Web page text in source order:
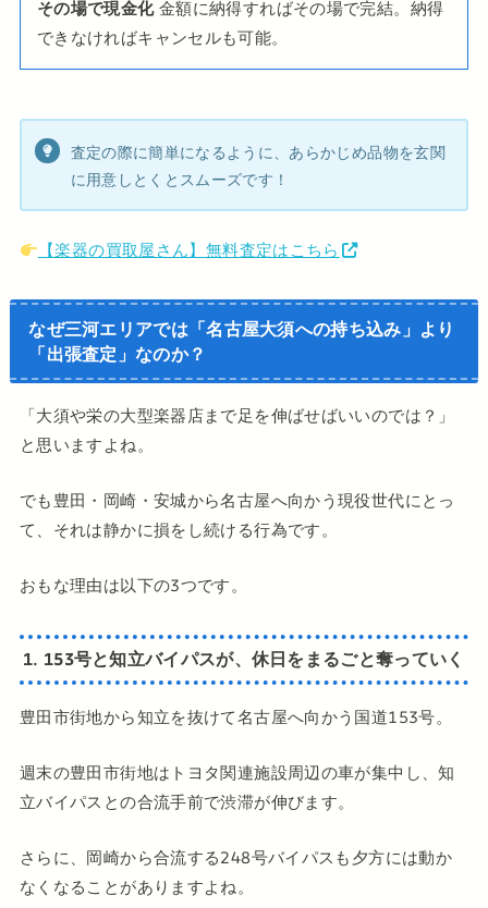
その場で現金化金額に納得すればその場で完結。納得
できなければキャンセルも可能。
査定の際に簡単になるように、あらかじめ品物を玄関
に用意しとくとスムーズです！
【楽器の買取屋さん】無料査定はこちら
なぜ三河エリアでは「名古屋大須への持ち込み」より
「出張査定」なのか？
「大須や栄の大型楽器店まで足を伸ばせばいいのでは？」
と思いますよね。
でも豊田・岡崎・安城から名古屋へ向かう現役世代にとっ
て、それは静かに損をし続ける行為です。
おもな理由は以下の3つです。
1. 153号と知立バイパスが、休日をまるごと奪っていく
豊田市街地から知立を抜けて名古屋へ向かう国道153号。
週末の豊田市街地はトヨタ関連施設周辺の車が集中し、知
立バイパスとの合流手前で渋滞が伸びます。
さらに、岡崎から合流する248号バイパスも夕方には動か
なくなることがありますよね。